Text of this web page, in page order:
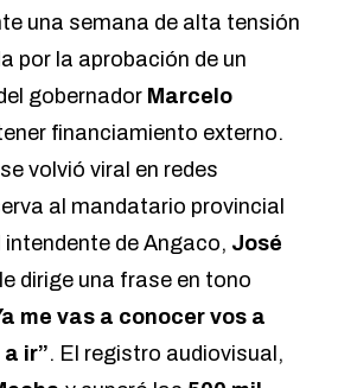
una semana de alta tensión
por la aprobación de un
gobernador Marcelo
financiamiento externo.
volvió viral en redes
al mandatario provincial
de Angaco, José
dirige una frase en tono
me vas a conocer vos a
ir”. El registro audiovisual,